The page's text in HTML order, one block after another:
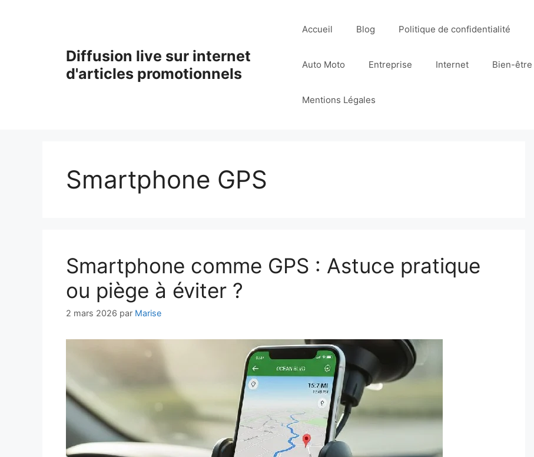
Diffusion live sur internet
d'articles promotionnels
Accueil Blog Politique de confidentialité
Auto Moto Entreprise Internet Bien-être
Mentions Légales
Smartphone GPS
Smartphone comme GPS : Astuce pratique
ou piège à éviter ?
2 mars 2026 par Marise